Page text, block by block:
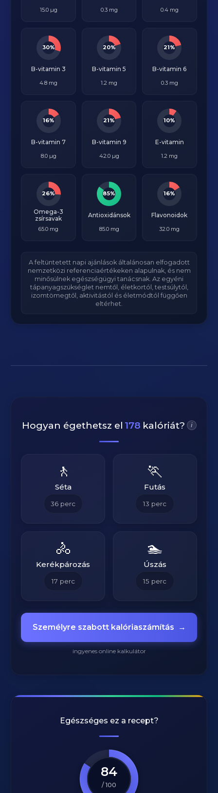
15.0 µg 0.3 mg 0.4 mg
30%
B-vitamin 3
4.8 mg
20%
B-vitamin 5
1.2 mg
21%
B-vitamin 6
0.3 mg
16%
B-vitamin 7
8.0 µg
21%
B-vitamin 9
42.0 µg
10%
E-vitamin
1.2 mg
26%
Omega-3
zsírsavak
65.0 mg
85%
Antioxidánsok
85.0 mg
16%
Flavonoidok
32.0 mg
A feltüntetett napi ajánlások általánosan elfogadott
nemzetközi referenciaértékeken alapulnak, és nem
minősülnek egészségügyi tanácsnak. Az egyéni
tápanyagszükséglet nemtől, életkortól, testsúlytól,
izomtömegtől, aktivitástól és életmódtól függően
eltérhet.
Hogyan égethetsz el 178 kalóriát? i
🚶
Séta
36 perc
🏃
Futás
13 perc
🚴
Kerékpározás
17 perc
🏊
Úszás
15 perc
Személyre szabott kalóriaszámítás →
ingyenes online kalkulátor
Egészséges ez a recept?
84
/ 100